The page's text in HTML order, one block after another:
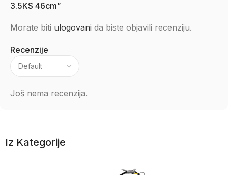
Recenzije
Još nema recenzija.
3.5KS 46cm”
Morate biti ulogovani da biste objavili recenziju.
Iz Kategorije